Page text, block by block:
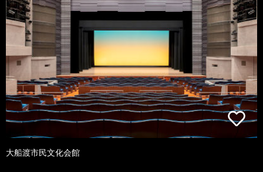
大船渡市民文化会館